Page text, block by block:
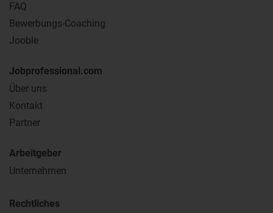
FAQ
Bewerbungs-Coaching
Jooble
Jobprofessional.com
Über uns
Kontakt
Partner
Arbeitgeber
Unternehmen
Rechtliches